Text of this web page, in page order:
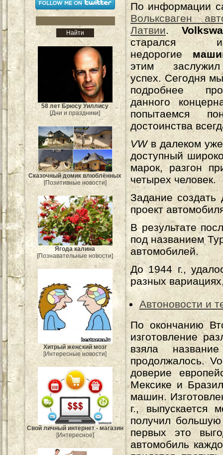
58 лет Брюсу Уиллису
[Дни и праздники]
Сказочный домик влюблённых
[Позитивные новости]
Ягода калина
[Познавательные новости]
Хитрый женский мозг
[Интересные новости]
Свой личный интернет - магазин
[Интересное]
По информации
Вольксваген
Латвии.
старался
недорогие
этим
успех. Сегодня
подробнее
данного
попытаемся
достоинства
VWв далеком уже
доступный
марок, разгон
четырех человек.
Задание
проект
В результате
под названием
автомобилей.
До 1944 г.,
разных
Автоновости и
По окончанию
изготовление
взяла
продолжалось.
доверие
Мексике и
машин.
г., выпускается
получил
первых это
автомобиль